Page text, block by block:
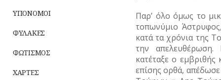
ΥΠΟΝΟΜΟΙ
ΦΥΛΑΚΕΣ
ΦΩΤΙΣΜΟΣ
ΧΑΡΤΕΣ
Παρ’ όλο όμως το
τοπωνύμιο
κατά τα χρόνια της
την απελευθέρωση.
κατέταξε ο
επίσης ορθά,